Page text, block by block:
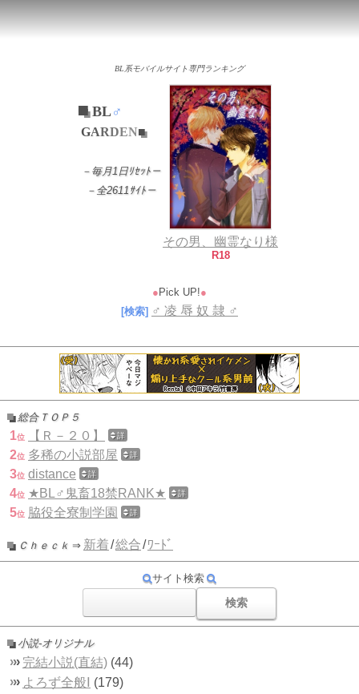
BL系モバイルサイト専門ランキング
■ BL♂
GARDEN■
－毎月1日ﾘｾｯﾄ－
－全2611ｻｲﾄ－
その男、幽霊なり様
R18
● Pick UP!●
[検索] ♂ 凌 辱 奴 隷 ♂
■ 総合ＴＯＰ５
1位 【Ｒ－２０】 詳
2位 多稀の小説部屋 詳
3位 distance 詳
4位 ★BL♂鬼畜18禁RANK★ 詳
5位 脇役全寮制学園 詳
■ Ｃｈｅｃｋ ⇒ 新着/総合/ﾜｰﾄﾞ
サイト検索
■ 小説-オリジナル
››› 完結小説(直結) (44)
››› よろず全般Ⅰ
(179)